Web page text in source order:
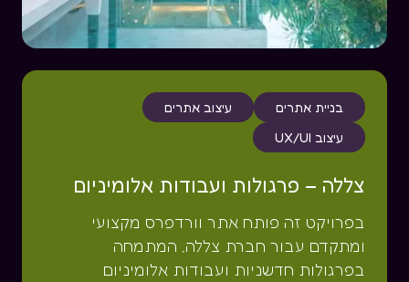
בניית אתרים
עיצוב אתרים
עיצוב UX/UI
צללה – פרגולות ועבודות אלומיניום
בפרויקט זה פותח אתר וורדפרס מקצועי
ומתקדם עבור חברת צללה, המתמחה
בפרגולות חדשניות ועבודות אלומיניום